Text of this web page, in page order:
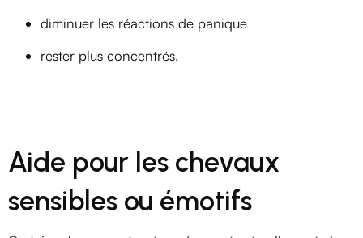
diminuer les réactions de panique
rester plus concentrés.
Aide pour les chevaux
sensibles ou émotifs